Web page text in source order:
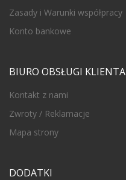
Zasady i Warunki współpracy
Konto bankowe
BIURO OBSŁUGI KLIENTA
Kontakt z nami
Zwroty / Reklamacje
Mapa strony
DODATKI